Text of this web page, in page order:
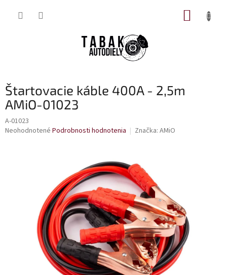
Štartovacie káble 400A - 2,5m
AMiO-01023
A-01023
Priemerné
Neohodnotené Podrobnosti hodnotenia Značka: AMiO